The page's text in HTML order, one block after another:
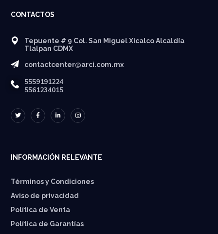
CONTACTOS
Tepuente # 9 Col. San Miguel Xicalco Alcaldía
Tlalpan CDMX
contactcenter@arci.com.mx
5559191224
5561234015
INFORMACIÓN RELEVANTE
Términos y Condiciones
Aviso de privacidad
Política de Venta
Política de Garantías